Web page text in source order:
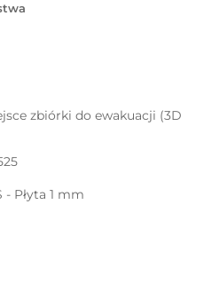
zbiórki do ewakuacji (3D
- Płyta 1 mm